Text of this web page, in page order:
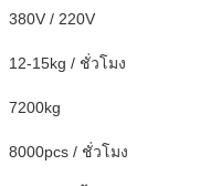
380V / 220V
12-15kg / ชั่วโมง
7200kg
8000pcs / ชั่วโมง